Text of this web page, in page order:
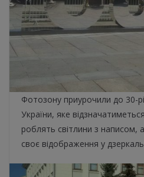
Фотозону приурочили до 30-
України, яке
роблять світлини з
своє відображення у